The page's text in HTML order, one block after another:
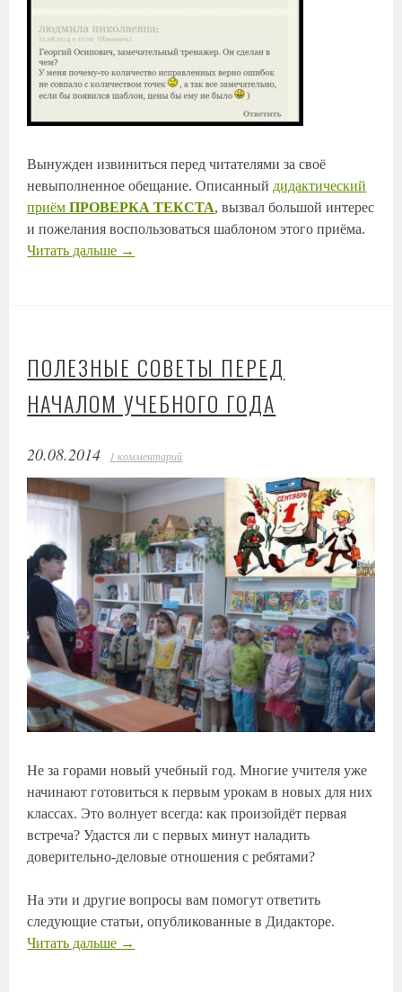
Вынужден извиниться перед читателями за своё
невыполненное обещание. Описанный дидактический
приёмПРОВЕРКА ТЕКСТА, вызвал большой интерес
и пожелания воспользоваться шаблоном этого приёма.
Читать дальше →
ПОЛЕЗНЫЕ СОВЕТЫ ПЕРЕД
НАЧАЛОМ УЧЕБНОГО ГОДА
20.08.2014 1 комментарий
Не за горами новый учебный год. Многие учителя уже
начинают готовиться к первым урокам в новых для них
классах. Это волнует всегда: как произойдёт первая
встреча? Удастся ли с первых минут наладить
доверительно-деловые отношения с ребятами?
На эти и другие вопросы вам помогут ответить
следующие статьи, опубликованные в Дидакторе.
Читать дальше →